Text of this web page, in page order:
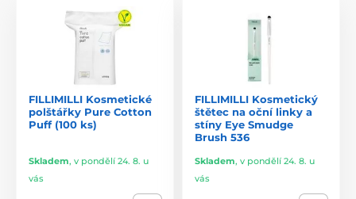
inovace, kvality a etického přístupu k výrobě kosmetiky.
širokou nabídkou produktů navržených tak, aby vyhovovaly
potřebám moderního spotřebitele, Fillimilli stojí v čele
kosmetického průmyslu jako značka, která nejenže zlepšuje
vzhled, ale také podporuje zdraví a pohodu pokožky.
FILLIMILLI Kosmetické
polštářky Pure Cotton
Puff (100 ks)
Skladem, v pondělí 24. 8. u
vás
FILLIMILLI Kosmetický
štětec na oční linky a
stíny Eye Smudge
Brush 536
Skladem, v pondělí 24. 8. u
vás